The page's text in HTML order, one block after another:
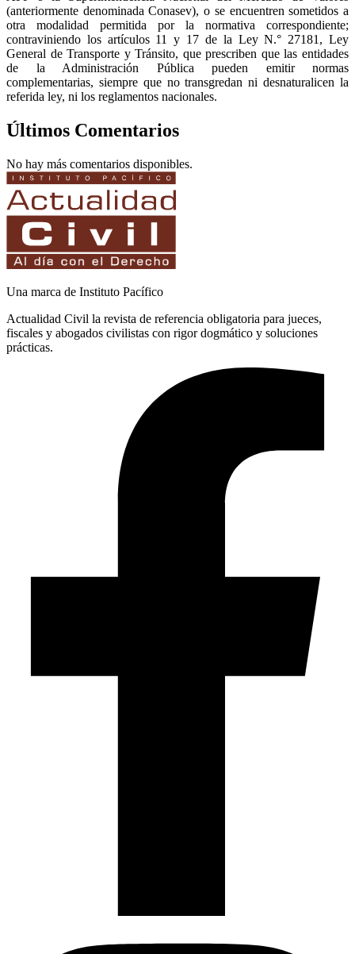
(anteriormente denominada Conasev), o se encuentren sometidos a
otra modalidad permitida por la normativa correspondiente;
contraviniendo los artículos 11 y 17 de la Ley N.° 27181, Ley
General de Transporte y Tránsito, que prescriben que las entidades
de la Administración Pública pueden emitir normas
complementarias, siempre que no transgredan ni desnaturalicen la
referida ley, ni los reglamentos nacionales.
Últimos Comentarios
No hay más comentarios disponibles.
Una marca de Instituto Pacífico
Actualidad Civil la revista de referencia obligatoria para jueces,
fiscales y abogados civilistas con rigor dogmático y soluciones
prácticas.